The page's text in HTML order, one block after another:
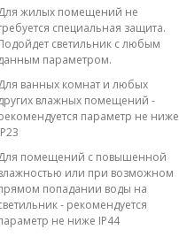
жилых помещений не
специальная защита.
светильник с любым
параметром.
ванных комнат и любых
влажных помещений -
параметр не ниже
помещений с повышенной
или при возможном
попадании воды на
- рекомендуется
не ниже IP44